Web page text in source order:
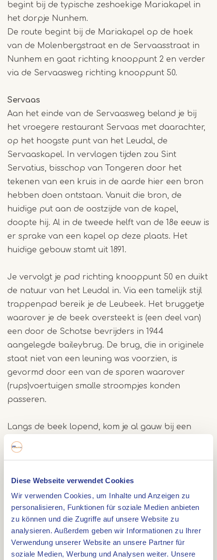
Diese Webseite verwendet Cookies
Wir verwenden Cookies, um Inhalte und Anzeigen zu
personalisieren, Funktionen für soziale Medien anbieten
zu können und die Zugriffe auf unsere Website zu
analysieren. Außerdem geben wir Informationen zu Ihrer
Verwendung unserer Website an unsere Partner für
soziale Medien, Werbung und Analysen weiter. Unsere
begint bij de typische zeshoekige Mariakapel in
het dorpje Nunhem.
De route begint bij de Mariakapel op de hoek
van de Molenbergstraat en de Servaasstraat in
Nunhem en gaat richting knooppunt 2 en verder
via de Servaasweg richting knooppunt 50.
Servaas
Aan het einde van de Servaasweg beland je bij
het vroegere restaurant Servaas met daarachter,
op het hoogste punt van het Leudal, de
Servaaskapel. In vervlogen tijden zou Sint
Servatius, bisschop van Tongeren door het
tekenen van een kruis in de aarde hier een bron
hebben doen ontstaan. Vanuit die bron, de
huidige put aan de oostzijde van de kapel,
doopte hij. Al in de tweede helft van de 18e eeuw is
er sprake van een kapel op deze plaats. Het
huidige gebouw stamt uit 1891.
Je vervolgt je pad richting knooppunt 50 en duikt
de natuur van het Leudal in. Via een tamelijk stijl
trappenpad bereik je de Leubeek. Het bruggetje
waarover je de beek oversteekt is (een deel van)
een door de Schotse bevrijders in 1944
aangelegde baileybrug. De brug, die in originele
staat niet van een leuning was voorzien, is
gevormd door een van de sporen waarover
(rups)voertuigen smalle stroompjes konden
passeren.
Langs de beek lopend, kom je al gauw bij een
volgende brug. Aan je linkerhand ligt de
Groaveberg, een merkwaardige bult in het
diverse verhalen. Een ervan luidt als volgt: een in
de omgeving van Nunhem wonende gravin werd
aangezien voor een heks. Als zij bijvoorbeeld een
zwangere vrouw aanraakte dan had de
zwangerschap geen goed verloop. Toen deze
heks overleed werd ze ver van de bewoonde